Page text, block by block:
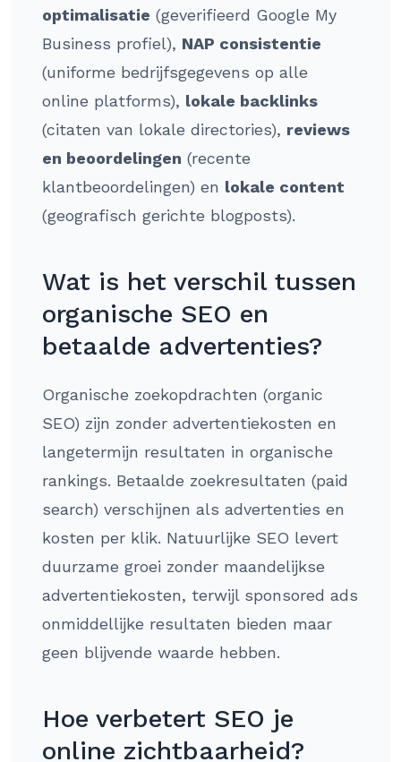
optimalisatie (geverifieerd Google My
Business profiel), NAP consistentie
(uniforme bedrijfsgegevens op alle
online platforms), lokale backlinks
(citaten van lokale directories), reviews
en beoordelingen (recente
klantbeoordelingen) en lokale content
(geografisch gerichte blogposts).
Wat is het verschil tussen
organische SEO en
betaalde advertenties?
Organische zoekopdrachten (organic
SEO) zijn zonder advertentiekosten en
langetermijn resultaten in organische
rankings. Betaalde zoekresultaten (paid
search) verschijnen als advertenties en
kosten per klik. Natuurlijke SEO levert
duurzame groei zonder maandelijkse
advertentiekosten, terwijl sponsored ads
onmiddellijke resultaten bieden maar
geen blijvende waarde hebben.
Hoe verbetert SEO je
online zichtbaarheid?